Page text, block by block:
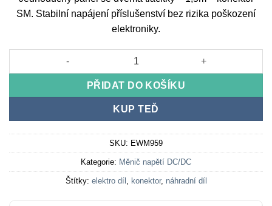
SM. Stabilní napájení příslušenství bez rizika poškození
elektroniky.
Single dual button panel - 1.5m - SM connector množství
PŘIDAT DO KOŠÍKU
KUP TEĎ
SKU: EWM959
Kategorie: Měnič napětí DC/DC
Štítky: elektro díl , konektor, náhradní díl